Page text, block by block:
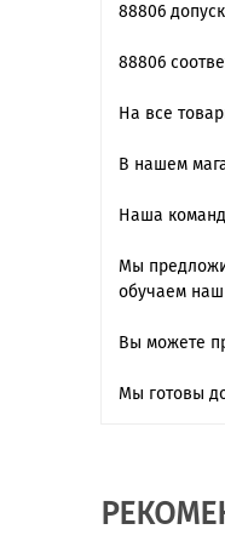
88806
88806
На все
В нашем
Наша
Мы
обучаем
Вы можете
Мы готовы